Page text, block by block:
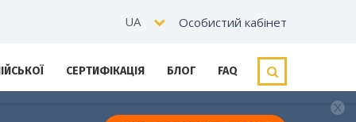
UA Особистий кабінет
СЕРТИФІКАЦІЯ БЛОГ FAQ